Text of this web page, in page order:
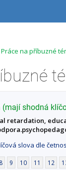
>
Práce na příbuzné
(mají shodná
retardation,
slova dle
8 9 10 11 12